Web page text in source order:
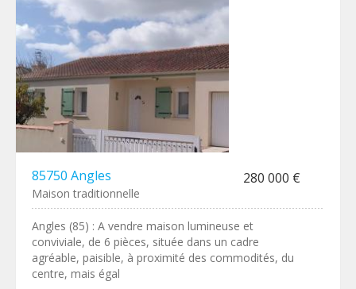
85750 Angles 280 000 €
Maison traditionnelle
Angles (85) : A vendre maison lumineuse et
conviviale, de 6 pièces, située dans un cadre
agréable, paisible, à proximité des commodités, du
centre, mais égal